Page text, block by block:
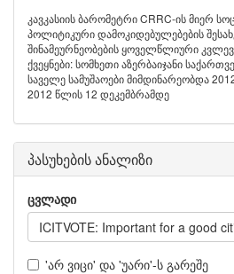
კავკასიის ბარომეტრი CRRC-ის მიერ
პოლიტიკური დამოკიდებულებების
შინამეურნეობების ყოველწლიური
ქვეყნები: სომხეთი აზერბაიჯანი
საველე სამუშაოები მიმდინარეობდა
2012 წლის 12 დეკემბრამდე
პასუხების ანალიზი
ცვლადი
ICITVOTE: Important for a good
'არ ვიცი' და 'უარი'-ს გარეშე